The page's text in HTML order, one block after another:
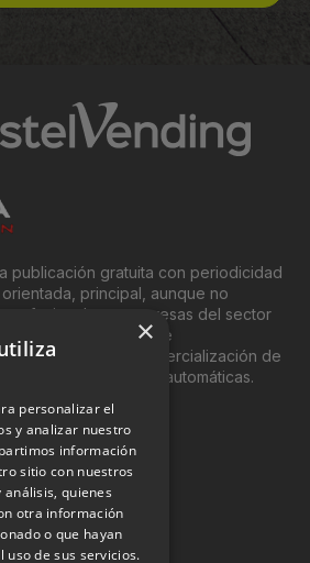
publicación gratuita con periodicidad
principal, aunque no
profesionales y empresas del sector
con el que se conoce
a la comercialización de
través de máquinas automáticas.
×
personalizar el
y analizar nuestro
información
sitio con nuestros
análisis, quienes
otra información
o que hayan
de sus servicios.